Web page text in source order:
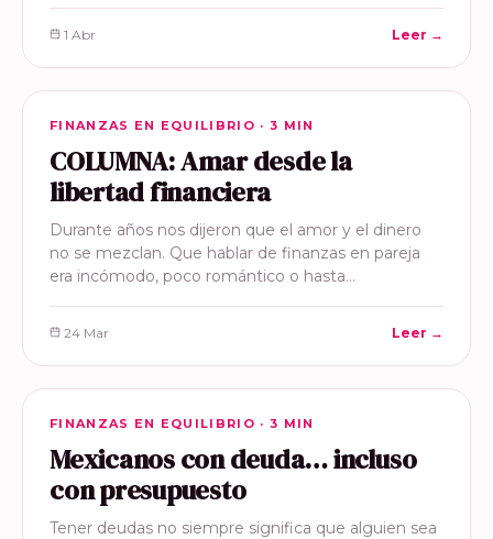
1 Abr Leer →
FINANZAS EN EQUILIBRIO
FINANZAS EN EQUILIBRIO · 3 MIN
COLUMNA: Amar desde la
libertad financiera
Durante años nos dijeron que el amor y el dinero
no se mezclan. Que hablar de finanzas en pareja
era incómodo, poco romántico o hasta…
24 Mar Leer →
FINANZAS EN EQUILIBRIO
FINANZAS EN EQUILIBRIO · 3 MIN
Mexicanos con deuda… incluso
con presupuesto
Tener deudas no siempre significa que alguien sea